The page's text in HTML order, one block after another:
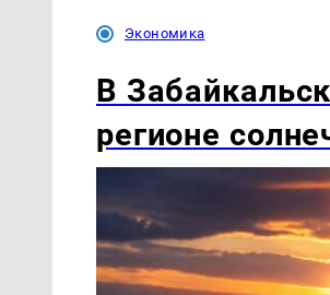
Экономика
В
регионе